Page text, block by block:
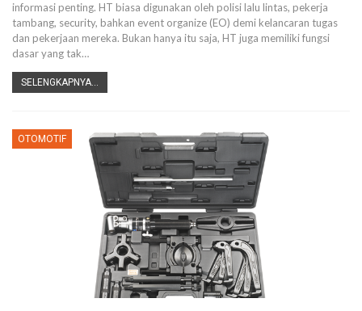
informasi penting. HT biasa digunakan oleh polisi lalu lintas, pekerja
tambang, security, bahkan event organize (EO) demi kelancaran tugas
dan pekerjaan mereka. Bukan hanya itu saja, HT juga memiliki fungsi
dasar yang tak…
SELENGKAPNYA...
OTOMOTIF